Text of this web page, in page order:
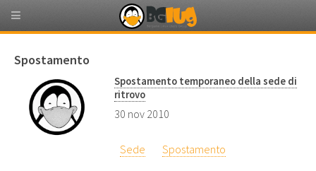
Spostamento
Spostamento temporaneo della sede di
ritrovo
30 nov 2010
Sede Spostamento